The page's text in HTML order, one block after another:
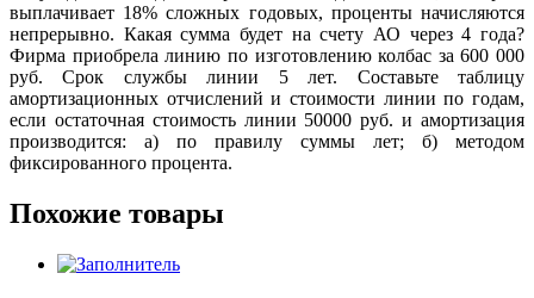
выплачивает 18% сложных годовых, проценты начисляются
непрерывно. Какая сумма будет на счету АО через 4 года?
Фирма приобрела линию по изготовлению колбас за 600 000
руб. Срок службы линии 5 лет. Составьте таблицу
амортизационных отчислений и стоимости линии по годам,
если остаточная стоимость линии 50000 руб. и амортизация
производится: а) по правилу суммы лет; б) методом
фиксированного процента.
Похожие товары